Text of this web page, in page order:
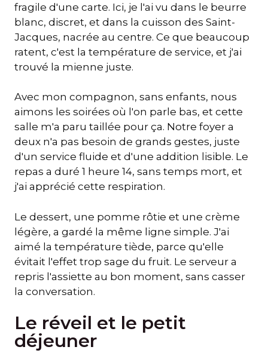
fragile d'une carte. Ici, je l'ai vu dans le beurre
blanc, discret, et dans la cuisson des Saint-
Jacques, nacrée au centre. Ce que beaucoup
ratent, c'est la température de service, et j'ai
trouvé la mienne juste.
Avec mon compagnon, sans enfants, nous
aimons les soirées où l'on parle bas, et cette
salle m'a paru taillée pour ça. Notre foyer a
deux n'a pas besoin de grands gestes, juste
d'un service fluide et d'une addition lisible. Le
repas a duré 1 heure 14, sans temps mort, et
j'ai apprécié cette respiration.
Le dessert, une pomme rôtie et une crème
légère, a gardé la même ligne simple. J'ai
aimé la température tiède, parce qu'elle
évitait l'effet trop sage du fruit. Le serveur a
repris l'assiette au bon moment, sans casser
la conversation.
Le réveil et le petit
déjeuner